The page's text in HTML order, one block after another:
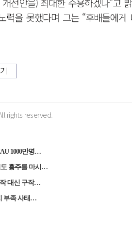
력을 못했다며 그는 “후배들에
rights reserved.